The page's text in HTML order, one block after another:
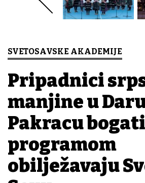
SVETOSAVSKE AKADEMIJE
Pripadnici
manjine u
Pakracu
programom
obilježavaju